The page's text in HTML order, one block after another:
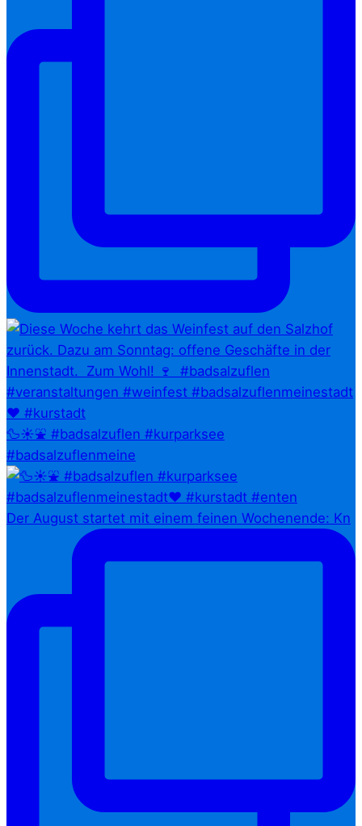
🦆☀️⛲ #badsalzuflen #kurparksee
#badsalzuflenmeine
Der August startet mit einem feinen Wochenende: Kn